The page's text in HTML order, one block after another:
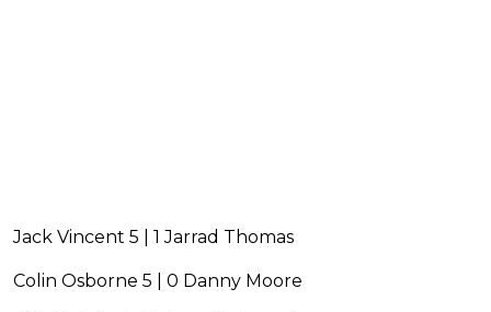
Jack Vincent 5 | 1 Jarrad Thomas
Colin Osborne 5 | 0 Danny Moore